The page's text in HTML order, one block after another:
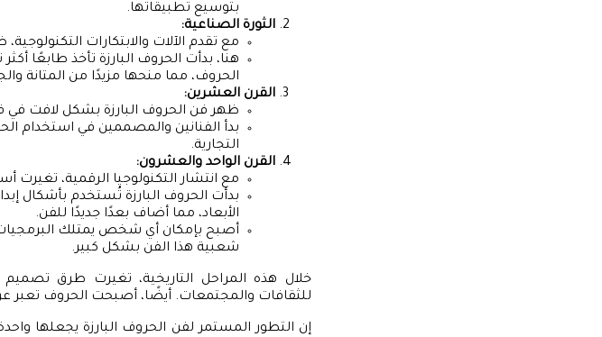
بتوسيع تطبيقاتها.
الثورة الصناعية:
مع تقدم الآلات والابتكارات
هنا، بدأت الحروف البارزة تأخذ طابعًا
الحروف، مما منحها مزيدًا من المتانة
القرن العشرين:
ظهر فن الحروف البارزة بشكل لافت في
بدأ الفنانين والمصممين في استخدام
التجارية.
القرن الواحد والعشرون:
مع انتشار التكنولوجيا الرقمية، تغيرت
بدأت الحروف البارزة تُستخدم بأشكال
الأبعاد، مما أضاف بعدًا جديدًا للفن.
أصبح بإمكان أي شخص يمتلك البرمجيات
شعبية هذا الفن بشكل كبير.
خلال هذه المراحل التاريخية، تغيرت طرق تصميم
للثقافات والمجتمعات. أيضًا، أصبحت الحروف تعبر
إن التطور المستمر لفن الحروف البارزة يجعلها